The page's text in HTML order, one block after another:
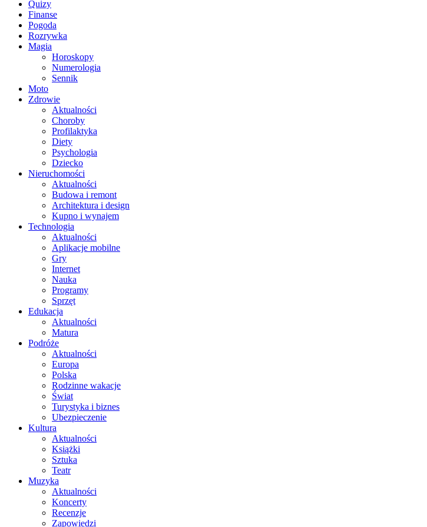
Quizy
Finanse
Pogoda
Rozrywka
Magia
Horoskopy
Numerologia
Sennik
Moto
Zdrowie
Aktualności
Choroby
Profilaktyka
Diety
Psychologia
Dziecko
Nieruchomości
Aktualności
Budowa i remont
Architektura i design
Kupno i wynajem
Technologia
Aktualności
Aplikacje mobilne
Gry
Internet
Nauka
Programy
Sprzęt
Edukacja
Aktualności
Matura
Podróże
Aktualności
Europa
Polska
Rodzinne wakacje
Świat
Turystyka i biznes
Ubezpieczenie
Kultura
Aktualności
Książki
Sztuka
Teatr
Muzyka
Aktualności
Koncerty
Recenzje
Zapowiedzi